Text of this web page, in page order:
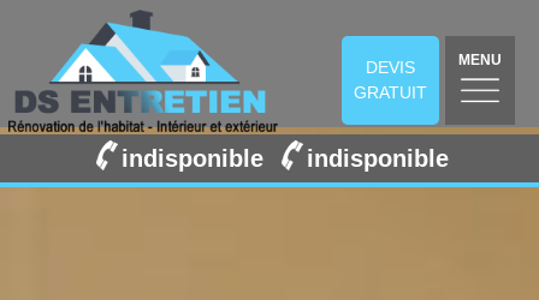
DEVIS
GRATUIT
MENU
indisponible indisponible